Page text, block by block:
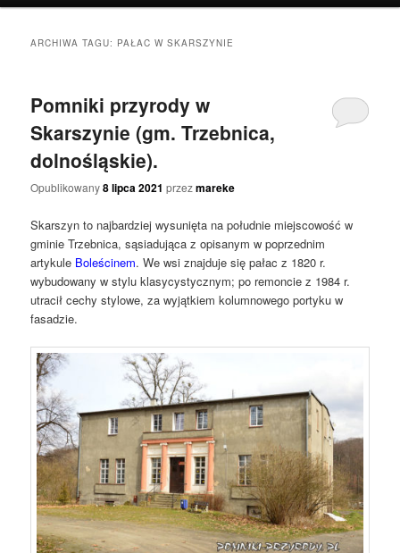
ARCHIWA TAGU: PAŁAC W SKARSZYNIE
Pomniki przyrody w
Skarszynie (gm. Trzebnica,
dolnośląskie).
Opublikowany8 lipca 2021 przezmareke
Skarszyn to najbardziej wysunięta na południe miejscowość w
gminie Trzebnica, sąsiadująca z opisanym w poprzednim
artykule Boleścinem. We wsi znajduje się pałac z 1820 r.
wybudowany w stylu klasycystycznym; po remoncie z 1984 r.
utracił cechy stylowe, za wyjątkiem kolumnowego portyku w
fasadzie.